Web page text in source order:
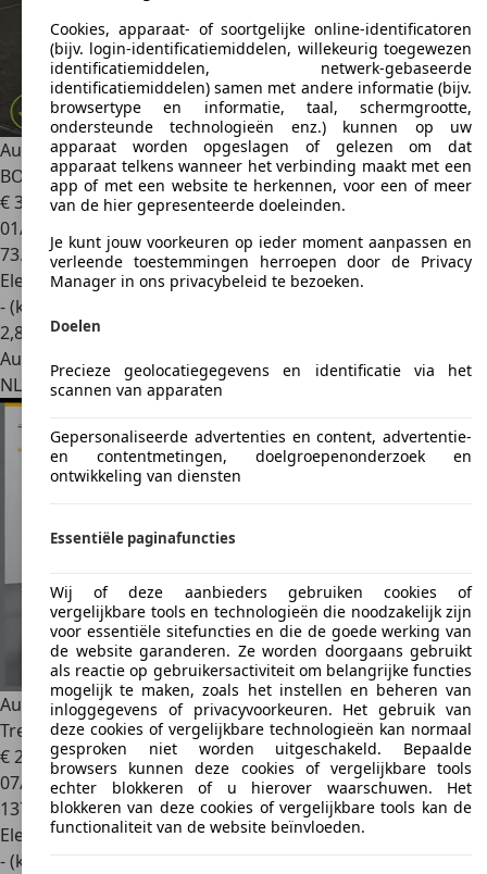
Audi Q4 e-tron
40 Edition 77 kWh | All-in prijs incl. 12 mnd
BOVA
€ 31.7951
01/2023
73.549 km
Elektrisch
- (kWh/100 km)
2,8
Autobedrijf
NL 8171 NSVaassen
Audi Q4 e-tron40 Launch Edition Advanced 82kWh
Trekhaak Sportsto
€ 25.8951
07/2021
137.171 km
Elektrisch
- (kWh/100 km)
Cookies, apparaat- of soortgelijke online-identificatoren
(bijv. login-identificatiemiddelen, willekeurig toegewezen
identificatiemiddelen, netwerk-gebaseerde
identificatiemiddelen) samen met andere informatie (bijv.
browsertype en informatie, taal, schermgrootte,
ondersteunde technologieën enz.) kunnen op uw
apparaat worden opgeslagen of gelezen om dat
apparaat telkens wanneer het verbinding maakt met een
app of met een website te herkennen, voor een of meer
van de hier gepresenteerde doeleinden.
Je kunt jouw voorkeuren op ieder moment aanpassen en
verleende toestemmingen herroepen door de Privacy
Manager in ons privacybeleid te bezoeken.
Doelen
Precieze geolocatiegegevens en identificatie via het
scannen van apparaten
Gepersonaliseerde advertenties en content, advertentie-
en contentmetingen, doelgroepenonderzoek en
ontwikkeling van diensten
Essentiële paginafuncties
Wij of deze aanbieders gebruiken cookies of
vergelijkbare tools en technologieën die noodzakelijk zijn
voor essentiële sitefuncties en die de goede werking van
de website garanderen. Ze worden doorgaans gebruikt
als reactie op gebruikersactiviteit om belangrijke functies
mogelijk te maken, zoals het instellen en beheren van
inloggegevens of privacyvoorkeuren. Het gebruik van
deze cookies of vergelijkbare technologieën kan normaal
gesproken niet worden uitgeschakeld. Bepaalde
browsers kunnen deze cookies of vergelijkbare tools
echter blokkeren of u hierover waarschuwen. Het
blokkeren van deze cookies of vergelijkbare tools kan de
functionaliteit van de website beïnvloeden.